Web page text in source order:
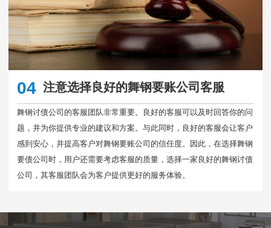
04 注意选择良好的舞钢要账公司客服
舞钢讨债公司的客服团队非常重要。良好的客服可以及时回答你的问
题，并为你提供专业的建议和方案。与此同时，良好的客服会让客户
感到安心，并提高客户对舞钢要账公司的信任度。因此，在选择舞钢
要债公司时，用户还需要考虑客服的质量，选择一家良好的舞钢讨债
公司，其客服团队会为客户提供更好的服务体验。